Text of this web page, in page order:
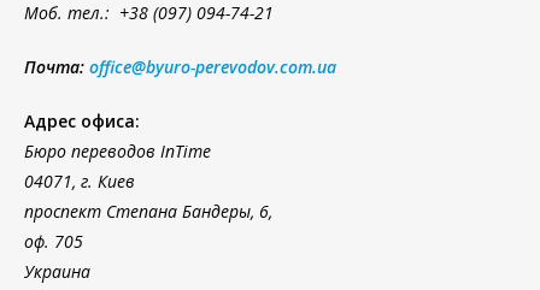
Моб. тел.: +38 (097) 094-74-21
Почта: office@byuro-perevodov.com.ua
Адрес офиса:
Бюро переводов InTime
04071, г. Киев
проспект Степана Бандеры, 6,
оф. 705
Украина